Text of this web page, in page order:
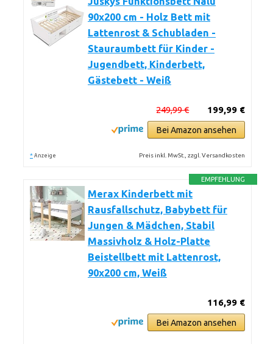
90x200 cm - Holz Bett mit
Lattenrost & Schubladen -
Stauraumbett für Kinder -
Jugendbett, Kinderbett,
Gästebett - Weiß
199,99 €
249,99 €
Bei Amazon ansehen
* Anzeige Preis inkl. MwSt., zzgl. Versandkosten
EMPFEHLUNG
Merax Kinderbett mit
Rausfallschutz, Babybett für
Jungen & Mädchen, Stabil
Massivholz & Holz-Platte
Beistellbett mit Lattenrost,
90x200 cm, Weiß
116,99 €
Bei Amazon ansehen